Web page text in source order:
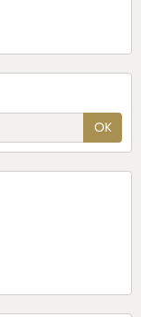
OK